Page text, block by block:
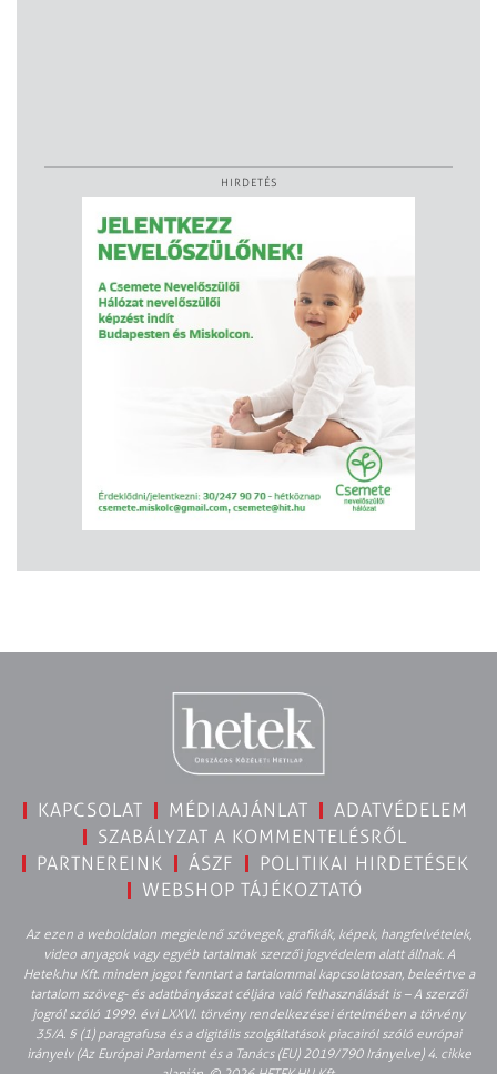
HIRDETÉS
KAPCSOLAT MÉDIAAJÁNLAT
ADATVÉDELEM
SZABÁLYZAT A KOMMENTELÉSRŐL
PARTNEREINK
ÁSZF
POLITIKAI HIRDETÉSEK
WEBSHOP TÁJÉKOZTATÓ
Az ezen a weboldalon megjelenő szövegek, grafikák, képek, hangfelvételek,
video anyagok vagy egyéb tartalmak szerzői jogvédelem alatt állnak. A
Hetek.hu Kft. minden jogot fenntart a tartalommal kapcsolatosan, beleértve a
tartalom szöveg- és adatbányászat céljára való felhasználását is – A szerzői
jogról szóló 1999. évi LXXVI. törvény rendelkezései értelmében a törvény
35/A. § (1) paragrafusa és a digitális szolgáltatások piacairól szóló európai
irányelv (Az Európai Parlament és a Tanács (EU) 2019/790 Irányelve) 4. cikke